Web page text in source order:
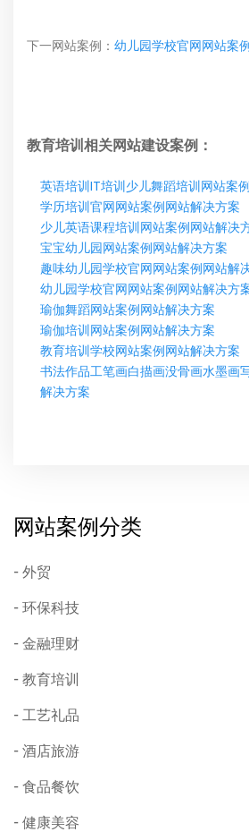
下一网站案例： 幼儿园学校官网网站案
教育培训相关网站建设案例：
英语培训IT培训少儿舞蹈培训网站案
学历培训官网网站案例网站解决方案
少儿英语课程培训网站案例网站解决
宝宝幼儿园网站案例网站解决方案
趣味幼儿园学校官网网站案例网站解
幼儿园学校官网网站案例网站解决方
瑜伽舞蹈网站案例网站解决方案
瑜伽培训网站案例网站解决方案
教育培训学校网站案例网站解决方案
书法作品工笔画白描画没骨画水墨画
解决方案
网站案例分类
外贸
环保科技
金融理财
教育培训
工艺礼品
酒店旅游
食品餐饮
健康美容